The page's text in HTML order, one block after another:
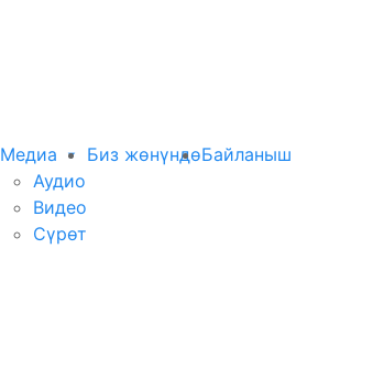
Медиа
Аудио
Видео
Сүрөт
Биз жөнүндөБайланыш